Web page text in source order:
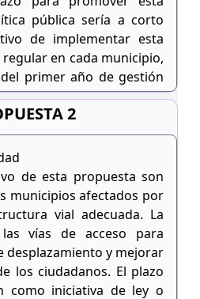
pública sería a corto
de implementar esta
en cada municipio,
primer año de gestión
2
de esta propuesta son
municipios afectados por
vial adecuada. La
vías de acceso para
desplazamiento y mejorar
los ciudadanos. El plazo
como iniciativa de ley o